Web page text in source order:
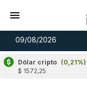
09/08/2026
Dólar cripto (0,21%)
$ 1572,25
(-0,15%)